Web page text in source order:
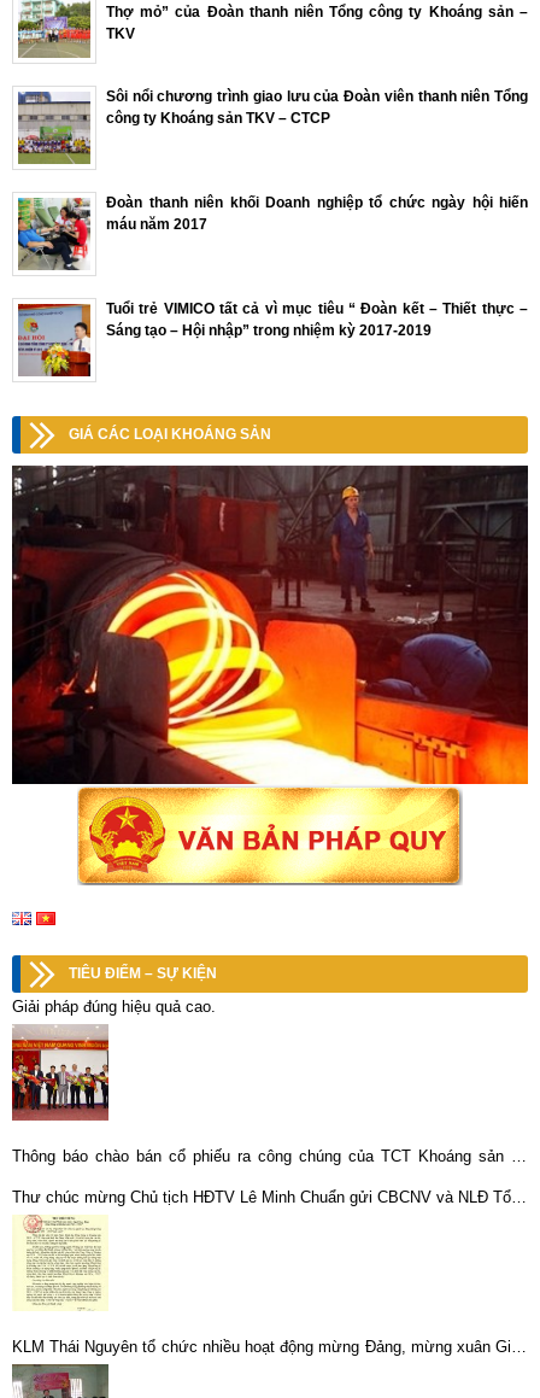
Thợ mỏ” của Đoàn thanh niên Tổng công ty Khoáng sản –
TKV
Sôi nổi chương trình giao lưu của Đoàn viên thanh niên Tổng
công ty Khoáng sản TKV – CTCP
Đoàn thanh niên khối Doanh nghiệp tổ chức ngày hội hiến
máu năm 2017
Tuổi trẻ VIMICO tất cả vì mục tiêu “ Đoàn kết – Thiết thực –
Sáng tạo – Hội nhập” trong nhiệm kỳ 2017-2019
GIÁ CÁC LOẠI KHOÁNG SẢN
TIÊU ĐIỂM – SỰ KIỆN
Giải pháp đúng hiệu quả cao.
Thông báo chào bán cổ phiếu ra công chúng của TCT Khoáng sản tại
Thư chúc mừng Chủ tịch HĐTV Lê Minh Chuẩn gửi CBCNV và NLĐ Tổng
công ty Khoáng sản TKV – CTCP
KLM Thái Nguyên tổ chức nhiều hoạt động mừng Đảng, mừng xuân Giáp
Ngọ 2014